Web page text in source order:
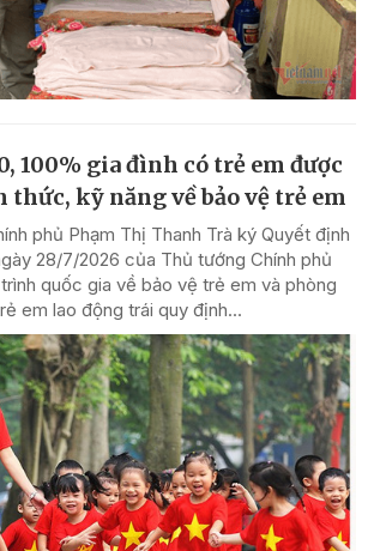
100% gia đình có trẻ em được
thức, kỹ năng về bảo vệ trẻ em
phủ Phạm Thị Thanh Trà ký Quyết định
28/7/2026 của Thủ tướng Chính phủ
quốc gia về bảo vệ trẻ em và phòng
em lao động trái quy định...